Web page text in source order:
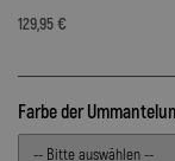
129,95 €
Farbe der